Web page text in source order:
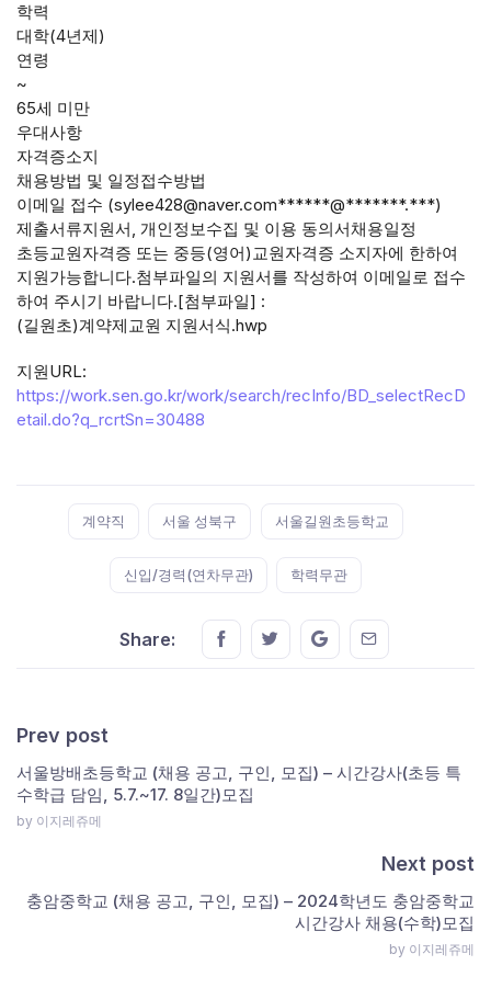
학력
대학(4년제)
연령
~
65세 미만
우대사항
자격증소지
채용방법 및 일정접수방법
이메일 접수 (sylee428@naver.com******@*******.***)
제출서류지원서, 개인정보수집 및 이용 동의서채용일정
초등교원자격증 또는 중등(영어)교원자격증 소지자에 한하여
지원가능합니다.첨부파일의 지원서를 작성하여 이메일로 접수
하여 주시기 바랍니다.[첨부파일] :
(길원초)계약제교원 지원서식.hwp
지원URL:
https://work.sen.go.kr/work/search/recInfo/BD_selectRecD
etail.do?q_rcrtSn=30488
계약직 서울 성북구 서울길원초등학교
신입/경력(연차무관) 학력무관
Share: Share this on FaceBook
Share this on Twitter
Share this on GMail
Share this on
Prev post
서울방배초등학교 (채용 공고, 구인, 모집) – 시간강사(초등 특
수학급 담임, 5.7.~17. 8일간)모집
by 이지레쥬메
Next post
충암중학교 (채용 공고, 구인, 모집) – 2024학년도 충암중학교
시간강사 채용(수학)모집
by 이지레쥬메